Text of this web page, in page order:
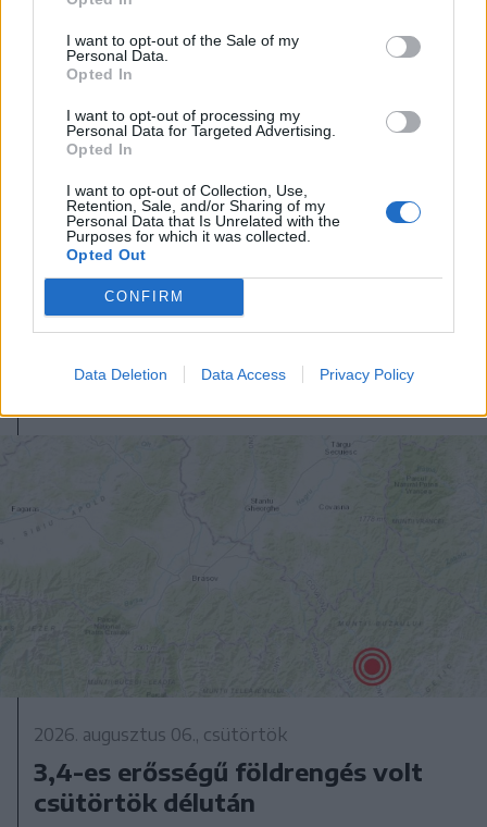
I want to opt-out of the Sale of my
Personal Data.
Opted In
I want to opt-out of processing my
Personal Data for Targeted Advertising.
Opted In
I want to opt-out of Collection, Use,
Retention, Sale, and/or Sharing of my
Personal Data that Is Unrelated with the
Purposes for which it was collected.
Opted Out
CONFIRM
Data Deletion Data Access Privacy Policy
2026. augusztus 06., csütörtök
Mentőhelikopterrel vitték
kórházba, miután kiemelték a
Marosból – frissítve
2026. augusztus 06., csütörtök
3,4-es erősségű földrengés volt
csütörtök délután